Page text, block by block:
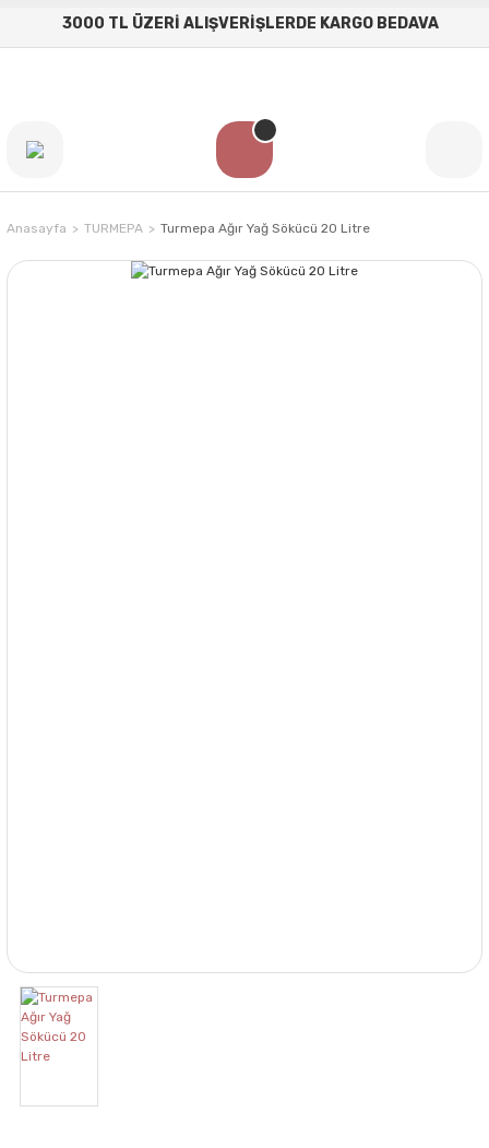
3000 TL ÜZERİ ALIŞVERİŞLERDE KARGO BEDAVA
Anasayfa TURMEPA Turmepa Ağır Yağ Sökücü 20 Litre